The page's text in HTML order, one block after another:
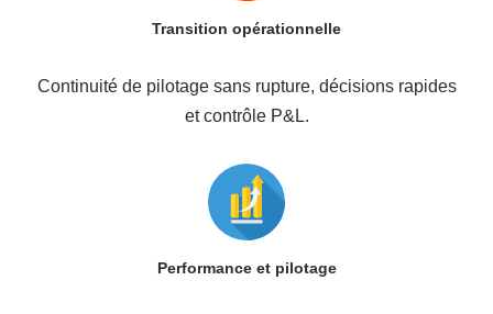
Transition opérationnelle
Continuité de pilotage sans rupture, décisions rapides
et contrôle P&L.
Performance et pilotage